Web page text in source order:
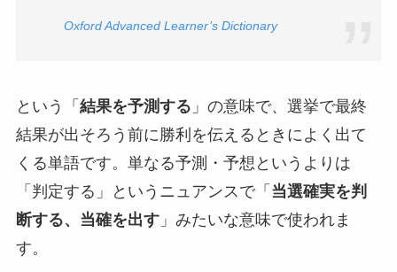
Oxford Advanced Learner’s Dictionary
という「 結果を予測する 」の意味で、選挙で最終
結果が出そろう前に勝利を伝えるときによく出て
くる単語です。単なる予測・予想というよりは
「判定する」というニュアンスで「 当選確実を判
断する、当確を出す」みたいな意味で使われま
す。